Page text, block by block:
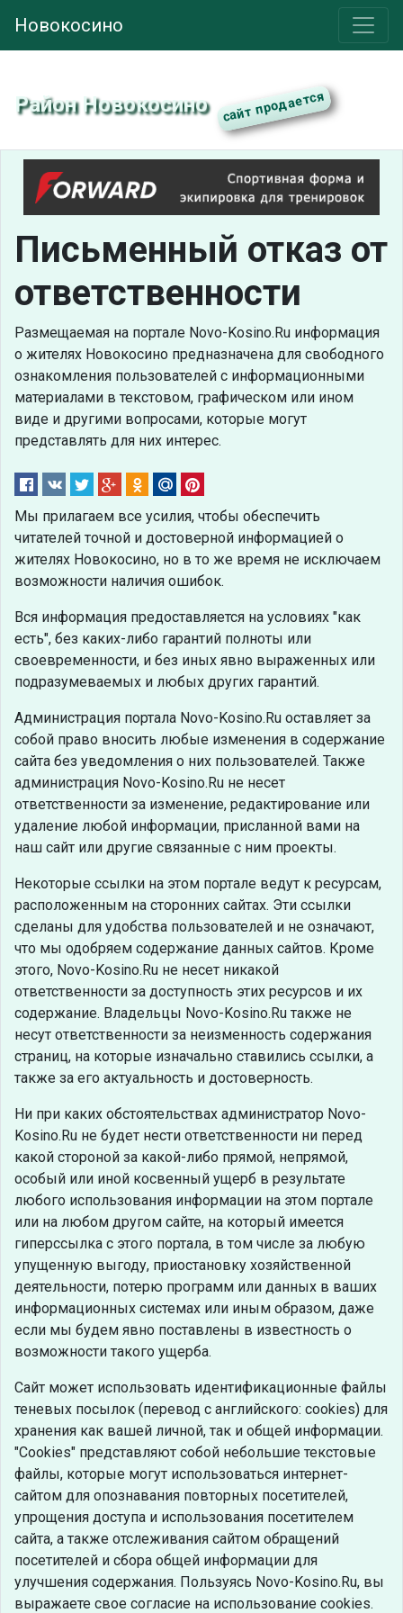
Новокосино
Район Новокосино
Письменный отказ от
ответственности
Размещаемая на портале Novo-Kosino.Ru информация
о жителях Новокосино предназначена для свободного
ознакомления пользователей с информационными
материалами в текстовом, графическом или ином
виде и другими вопросами, которые могут
представлять для них интерес.
Мы прилагаем все усилия, чтобы обеспечить
читателей точной и достоверной информацией о
жителях Новокосино, но в то же время не исключаем
возможности наличия ошибок.
Вся информация предоставляется на условиях "как
есть", без каких-либо гарантий полноты или
своевременности, и без иных явно выраженных или
подразумеваемых и любых других гарантий.
Администрация портала Novo-Kosino.Ru оставляет за
собой право вносить любые изменения в содержание
сайта без уведомления о них пользователей. Также
администрация Novo-Kosino.Ru не несет
ответственности за изменение, редактирование или
удаление любой информации, присланной вами на
наш сайт или другие связанные с ним проекты.
Некоторые ссылки на этом портале ведут к ресурсам,
расположенным на сторонних сайтах. Эти ссылки
сделаны для удобства пользователей и не означают,
что мы одобряем содержание данных сайтов. Кроме
этого, Novo-Kosino.Ru не несет никакой
ответственности за доступность этих ресурсов и их
содержание. Владельцы Novo-Kosino.Ru также не
несут ответственности за неизменность содержания
страниц, на которые изначально ставились ссылки, а
также за его актуальность и достоверность.
Ни при каких обстоятельствах администратор Novo-
Kosino.Ru не будет нести ответственности ни перед
какой стороной за какой-либо прямой, непрямой,
особый или иной косвенный ущерб в результате
любого использования информации на этом портале
или на любом другом сайте, на который имеется
гиперссылка с этого портала, в том числе за любую
упущенную выгоду, приостановку хозяйственной
деятельности, потерю программ или данных в ваших
информационных системах или иным образом, даже
если мы будем явно поставлены в известность о
возможности такого ущерба.
Сайт может использовать идентификационные файлы
теневых посылок (перевод с английского: cookies) для
хранения как вашей личной, так и общей информации.
"Cookies" представляют собой небольшие текстовые
файлы, которые могут использоваться интернет-
сайтом для опознавания повторных посетителей,
упрощения доступа и использования посетителем
сайта, а также отслеживания сайтом обращений
посетителей и сбора общей информации для
улучшения содержания. Пользуясь Novo-Kosino.Ru, вы
выражаете свое согласие на использование cookies.